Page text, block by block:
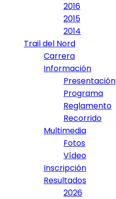
2016
2015
2014
Trail del Nord
Carrera
Información
Presentación
Programa
Reglamento
Recorrido
Multimedia
Fotos
Vídeo
Inscripción
Resultados
2026